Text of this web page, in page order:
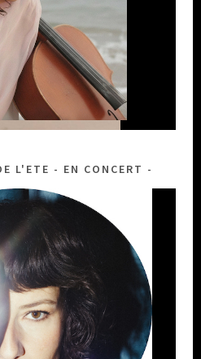
L'ETE - EN CONCERT
FREIS